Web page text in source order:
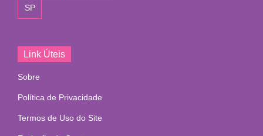
SP
Link Úteis
Sobre
Política de Privacidade
Termos de Uso do Site